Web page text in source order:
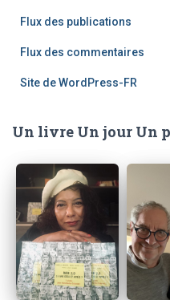
Flux des publications
Flux des commentaires
Site de WordPress-FR
Un livre Un jour Un